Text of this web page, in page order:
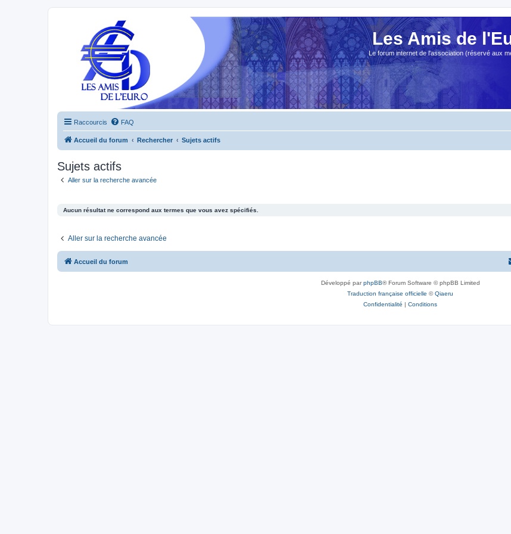
Les Amis de
Le forum internet de l'association (réservé aux
Raccourcis FAQ
Accueil du forum Rechercher Sujets actifs
Sujets actifs
Aller sur la recherche avancée
Aucun résultat ne correspond aux termes que vous avez spécifiés.
Aller sur la recherche avancée
Accueil du forum
Développé parphpBB® Forum Software © phpBB Limited
Traduction française officielle ©Qiaeru
Confidentialité | Conditions